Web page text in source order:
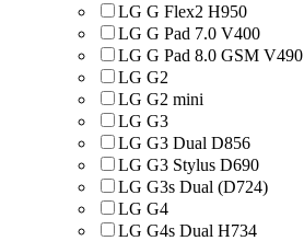
LG G Flex2 H950
LG G Pad 7.0 V400
LG G Pad 8.0 GSM V490
LG G2
LG G2 mini
LG G3
LG G3 Dual D856
LG G3 Stylus D690
LG G3s Dual (D724)
LG G4
LG G4s Dual H734